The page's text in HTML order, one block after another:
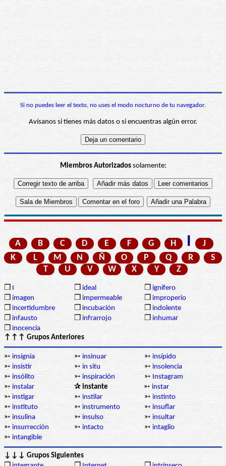
Si no puedes leer el texto, no uses el modo nocturno de tu navegador.
Avísanos si tienes más datos o si encuentras algún error.
Miembros Autorizadossolamente:
A B C D E F G H I
J
K
L M N Ñ O P Q R
S
T
U V W X Y Z
❒ I ❒ ideal ❒ ignífero
❒ imagen ❒ impermeable ❒ improperio
❒ incertidumbre ❒ incubación ❒ indolente
❒ infausto ❒ infrarrojo ❒ inhumar
❒ inocencia
↑↑↑ Grupos Anteriores
➳ insignia ➳ insinuar ➳ insípido
➳ insistir ➳ in situ ➳ insolencia
➳ insólito ➳ inspiración ➳ Instagram
➳ instalar ✰ instante ➳ instar
➳ instigar ➳ instilar ➳ instinto
➳ instituto ➳ instrumento ➳ insuflar
➳ insulina ➳ insulso ➳ insultar
➳ insurrección ➳ intacto ➳ intaglio
➳ intangible
↓↓↓ Grupos Siguientes